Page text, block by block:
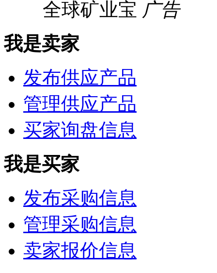
全球矿业宝 广告
我是卖家
发布供应产品
管理供应产品
买家询盘信息
我是买家
发布采购信息
管理采购信息
卖家报价信息